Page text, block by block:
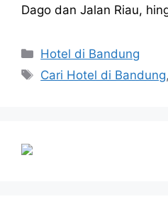
Dago dan Jalan Riau,
Categories
Hotel di Bandung
Tags
Cari Hotel di Bandung,